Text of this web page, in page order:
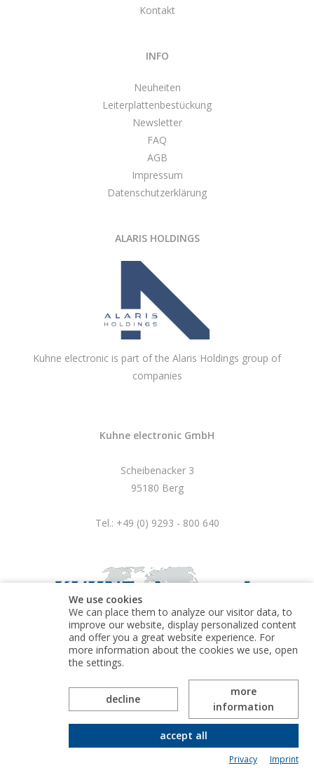
Kontakt
INFO
Neuheiten
Leiterplattenbestückung
Newsletter
FAQ
AGB
Impressum
Datenschutzerklärung
ALARIS HOLDINGS
Kuhne electronic is part of the Alaris Holdings group of
companies
Kuhne electronic GmbH
Scheibenacker 3
95180 Berg
Tel.: +49 (0) 9293 - 800 640
© Kuhne electronic GmbH
We use cookies
We can place them to analyze our visitor data, to
improve our website, display personalized content
and offer you a great website experience. For
more information about the cookies we use, open
the settings.
decline
accept all
more
information
Privacy Imprint